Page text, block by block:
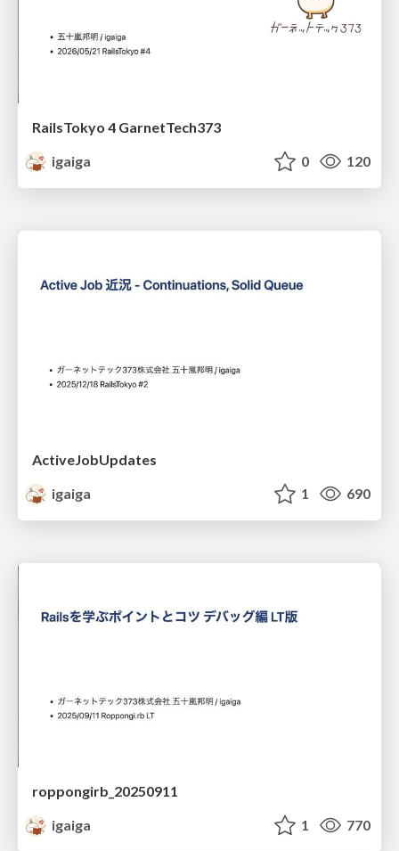
RailsTokyo 4 GarnetTech373
igaiga
0 120
ActiveJobUpdates
igaiga
1 690
roppongirb_20250911
igaiga
1 770